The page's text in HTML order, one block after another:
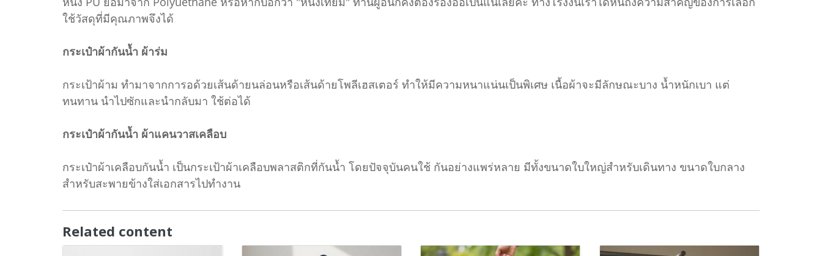
ใช้วัสดุที่มีคุณภาพจึงได้
กระเป๋าผ้ากันน้ำ ผ้าร่ม
กระเป้าผ้าม ทำมาจากการอด้วยเส้นด้ายนล่อนหรือเส้นด้ายโพลีเฮสเตอร์ ทำให้มีความหนาแน่นเป็นพิเศษ เนื้อผ้าจะมีลักษณะบาง น้ำหนักเบา แต่
ทนทาน นำไปซักและนำกลับมา ใช้ต่อได้
กระเป๋าผ้ากันน้ำ ผ้าแคนวาสเคลือบ
กระเป๋าผ้าเคลือบกันน้ำ เป็นกระเป้าผ้าเคลือบพลาสติกที่กันน้ำ โดยปัจจุบันคนใช้ กันอย่างแพร่หลาย มีทั้งขนาดใบใหญ่สำหรับเดินทาง ขนาดใบกลาง
สำหรับสะพายข้างใส่เอกสารไปทำงาน
Related content